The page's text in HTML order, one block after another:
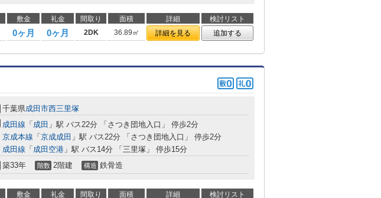
敷金 礼金 間取り 面積 詳細
検討リスト
0ヶ月 0ヶ月 2DK 36.89㎡ 詳細を見る 追加する
千葉県成田市西三里塚
成田線 「 成田 」駅 バス22分 「さつき団地入口」 停歩2分
京成本線 「 京成成田 」駅 バス22分 「さつき団地入口」 停歩2分
成田線 「 成田空港 」駅 バス14分 「三里塚」 停歩15分
築33年 階数 2階建 構造 鉄骨造
敷金 礼金 間取り 面積 詳細 検討リスト